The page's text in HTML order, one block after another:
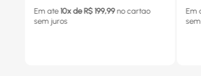
Em ate 10x de R$ 199,99 no cartao
sem juros
Em